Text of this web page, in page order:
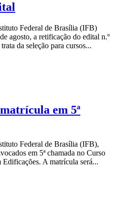
Federal de Brasília (IFB)
agosto, a retificação do edital n.º
da seleção para cursos...
em 5ª
Federal de Brasília (IFB),
em 5ª chamada no Curso
A matrícula será...